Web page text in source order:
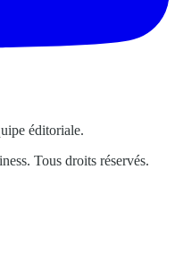
éditoriale.
Tous droits réservés.